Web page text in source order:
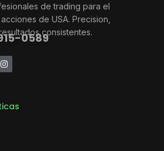
de trading para el
de USA. Precision,
consistentes.
0589